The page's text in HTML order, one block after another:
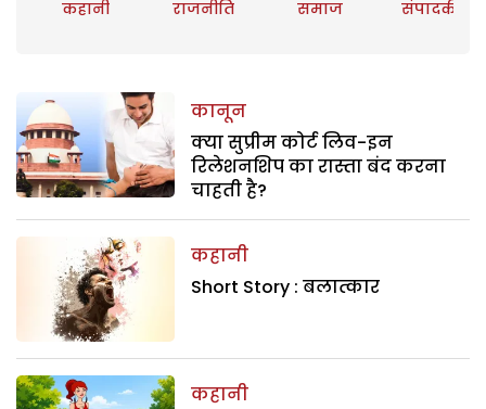
कहानी राजनीति समाज संपादकीय
कानून
क्या सुप्रीम कोर्ट लिव-इन
रिलेशनशिप का रास्ता बंद करना
चाहती है?
कहानी
Short Story : बलात्कार
कहानी